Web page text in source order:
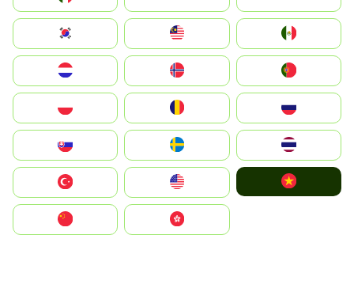
South Korea
United States
中國香港特別行政區